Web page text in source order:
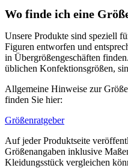
Wo finde ich eine
Unsere Produkte sind speziell fü
Figuren entworfen und
in Übergrößengeschäften finden.
üblichen Konfektionsgrößen,
Allgemeine Hinweise zur Größ
finden Sie hier:
Größenratgeber
Auf jeder Produktseite verö
Größenangaben inklusive Maß
Kleidungsstück vergleichen kö